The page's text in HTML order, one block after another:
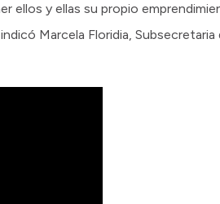
ellos y ellas su propio
Marcela Floridia,